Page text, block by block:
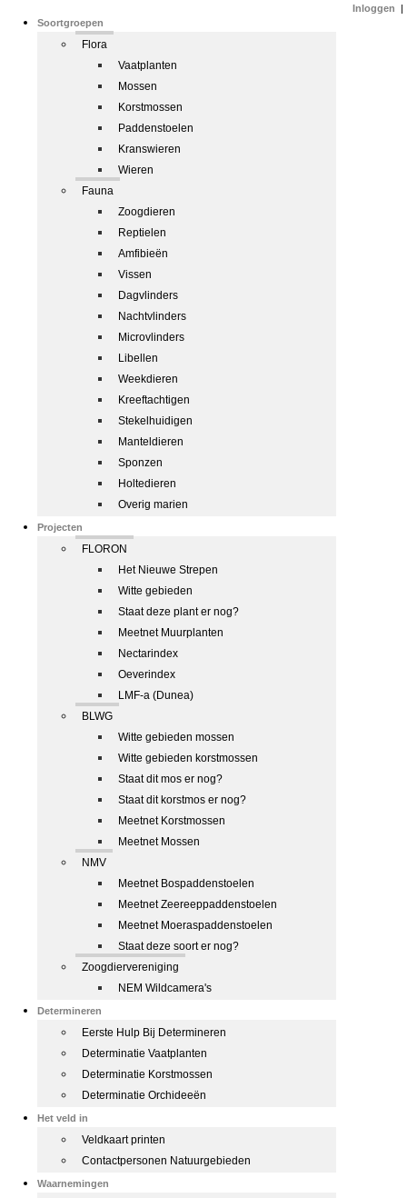
Soortgroepen
Flora
Vaatplanten
Mossen
Korstmossen
Paddenstoelen
Kranswieren
Wieren
Fauna
Zoogdieren
Reptielen
Amfibieën
Vissen
Dagvlinders
Nachtvlinders
Microvlinders
Libellen
Weekdieren
Kreeftachtigen
Stekelhuidigen
Manteldieren
Sponzen
Holtedieren
Overig marien
Projecten
FLORON
Het Nieuwe Strepen
Witte gebieden
Staat deze plant er nog?
Meetnet Muurplanten
Nectarindex
Oeverindex
LMF-a (Dunea)
BLWG
Witte gebieden mossen
Witte gebieden korstmossen
Staat dit mos er nog?
Staat dit korstmos er nog?
Meetnet Korstmossen
Meetnet Mossen
NMV
Meetnet Bospaddenstoelen
Meetnet Zeereeppaddenstoelen
Meetnet Moeraspaddenstoelen
Staat deze soort er nog?
Zoogdiervereniging
NEM Wildcamera's
Determineren
Eerste Hulp Bij Determineren
Determinatie Vaatplanten
Determinatie Korstmossen
Determinatie Orchideeën
Het veld in
Veldkaart printen
Contactpersonen Natuurgebieden
Waarnemingen
Inloggen |